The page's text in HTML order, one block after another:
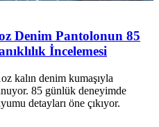
Denim Pantolonun 85
İncelemesi
kalın denim kumaşıyla
85 günlük deneyimde
detayları öne çıkıyor.